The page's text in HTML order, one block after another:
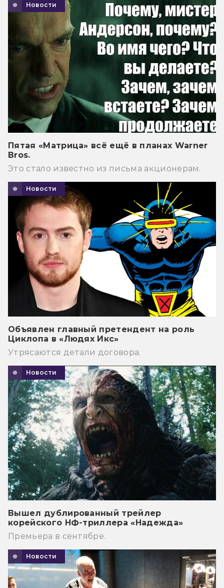
Новости
Пятая «Матрица» всё ещё в планах Warner
Bros.
Это стало известно из письма акционерам.
Новости
Объявлен главный претендент на роль
Циклопа в «Людях Икс»
Утрясаются детали договора.
Новости
Вышел дублированный трейлер
корейского НФ-триллера «Надежда»
Премьера в сентябре.
Новости